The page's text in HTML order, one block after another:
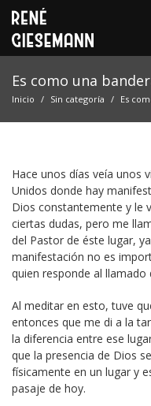
Es como una
Inicio Sin categoría Es
Hace unos días veía unos
Unidos donde hay
Dios constantemente y le
ciertas dudas, pero me
del Pastor de éste lugar,
manifestación no es
quien responde al llamado
Al meditar en esto, tuve
entonces que me di a la
la diferencia entre ese
que la presencia de Dios
físicamente en un lugar y
pasaje de hoy.